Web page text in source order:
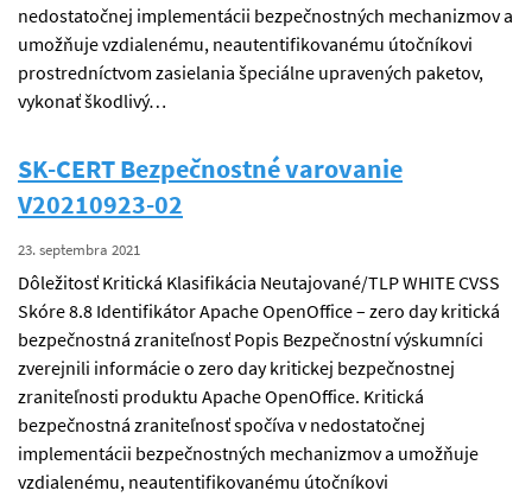
nedostatočnej implementácii bezpečnostných mechanizmov a
umožňuje vzdialenému, neautentifikovanému útočníkovi
prostredníctvom zasielania špeciálne upravených paketov,
vykonať škodlivý…
SK-CERT Bezpečnostné varovanie
V20210923-02
23. septembra 2021
Dôležitosť Kritická Klasifikácia Neutajované/TLP WHITE CVSS
Skóre 8.8 Identifikátor Apache OpenOffice – zero day kritická
bezpečnostná zraniteľnosť Popis Bezpečnostní výskumníci
zverejnili informácie o zero day kritickej bezpečnostnej
zraniteľnosti produktu Apache OpenOffice. Kritická
bezpečnostná zraniteľnosť spočíva v nedostatočnej
implementácii bezpečnostných mechanizmov a umožňuje
vzdialenému, neautentifikovanému útočníkovi